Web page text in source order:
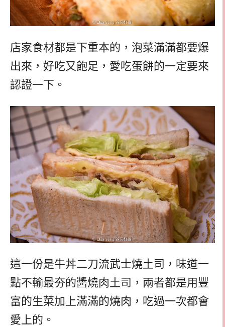
店家食材都是下重本的，泡菜滿滿都要爆
出來，好吃又飽足，愛吃蛋餅的一定要來
認證一下。
這一份是牛丼二刀流武士燒土司，味道一
點不輸最夯的醬燒肉土司，兩者都是用豐
富的生菜加上滿滿的燒肉，吃過一次都會
愛上的。